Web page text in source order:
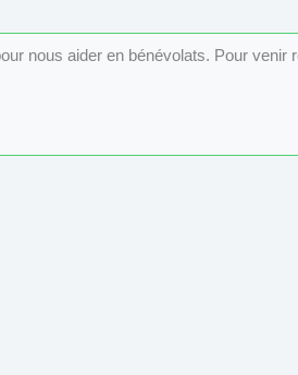
nous aider en bénévolats. Pour